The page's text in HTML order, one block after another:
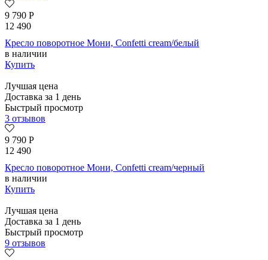
9 790 Р
12 490
Кресло поворотное Мони, Confetti cream/белый
в наличии
Купить
Лучшая цена
Доставка за 1 день
Быстрый просмотр
3 отзывов
9 790 Р
12 490
Кресло поворотное Мони, Confetti cream/черный
в наличии
Купить
Лучшая цена
Доставка за 1 день
Быстрый просмотр
9 отзывов